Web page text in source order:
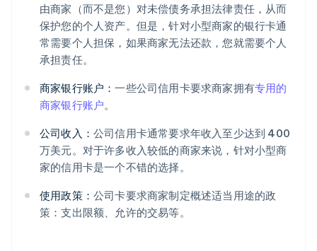
由商家（而不是您）对未偿债务承担法律责任，从而
保护您的个人资产。但是，针对小型商家的银行卡通
常需要个人担保，如果商家无法还款，您就需要个人
承担责任。
商家银行账户：一些公司信用卡要求商家拥有专用的
商家银行账户。
公司收入： 公司信用卡通常要求年收入至少达到 400
万美元。对于许多收入较低的商家来说，针对小型商
家的信用卡是一个不错的选择。
使用政策： 公司卡要求商家制定概述适当用途的政
策：支出限额、允许的交易等。